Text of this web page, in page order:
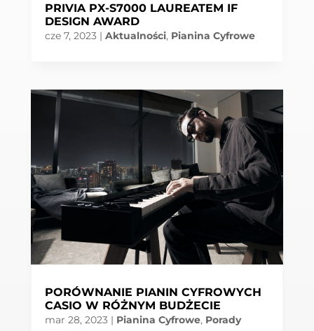
PRIVIA PX-S7000 LAUREATEM IF
DESIGN AWARD
cze 7, 2023| Aktualności, Pianina Cyfrowe
PORÓWNANIE PIANIN CYFROWYCH
CASIO W RÓŻNYM BUDŻECIE
mar 28, 2023| Pianina Cyfrowe, Porady